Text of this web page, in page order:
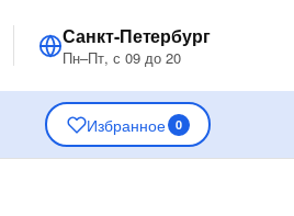
Санкт-Петербург
Пн–Пт, с 09 до 20
Избранное 0